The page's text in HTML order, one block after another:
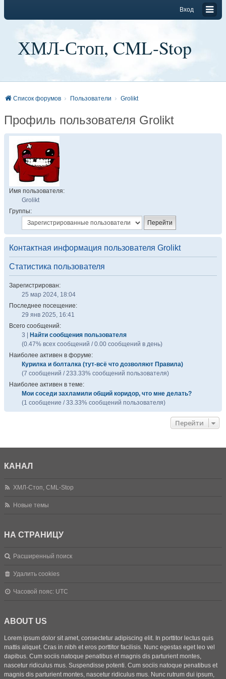
Вход
ХМЛ-Стоп, CML-Stop
Список форумов Пользователи Grolikt
Профиль пользователя Grolikt
Имя пользователя:
Grolikt
Группы:
Контактная информация пользователя Grolikt
Статистика пользователя
Зарегистрирован:
25 мар 2024, 18:04
Последнее посещение:
29 янв 2025, 16:41
Всего сообщений:
3 |
Найти сообщения пользователя
(0.47% всех сообщений / 0.00 сообщений в день)
Наиболее активен в форуме:
Курилка и болталка (тут-всё что дозволяют Правила)
(7 сообщений / 233.33% сообщений пользователя)
Наиболее активен в теме:
Мои соседи захламили общий коридор, что мне делать?
(1 сообщение / 33.33% сообщений пользователя)
Перейти
КАНАЛ
ХМЛ-Стоп, CML-Stop
Новые темы
НА СТРАНИЦУ
Расширенный поиск
Удалить cookies
Часовой пояс: UTC
ABOUT US
Lorem ipsum dolor sit amet, consectetur adipiscing elit. In porttitor lectus quis
mattis aliquet. Cras in nibh et eros porttitor facilisis. Nunc egestas eget leo vel
dapibus. Cum sociis natoque penatibus et magnis dis parturient montes,
nascetur ridiculus mus. Suspendisse potenti. Cum sociis natoque penatibus et
magnis dis parturient montes, nascetur ridiculus mus. Nunc rutrum dui ipsum,